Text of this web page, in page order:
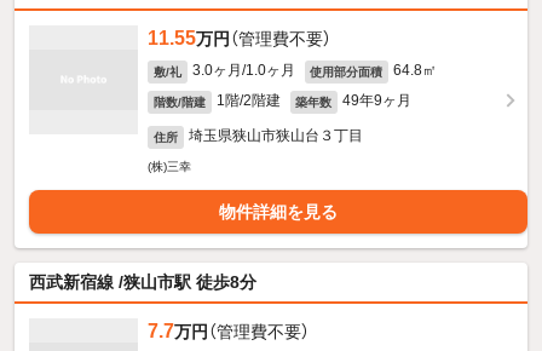
11.55万円 （管理費不要）
敷/礼 3.0ヶ月/1.0ヶ月 使用部分面積 64.8㎡
階数/階建 1階/2階建 築年数 49年9ヶ月
住所 埼玉県狭山市狭山台３丁目
(株)三幸
物件詳細を見る
西武新宿線 /狭山市駅 徒歩8分
7.7万円 （管理費不要）